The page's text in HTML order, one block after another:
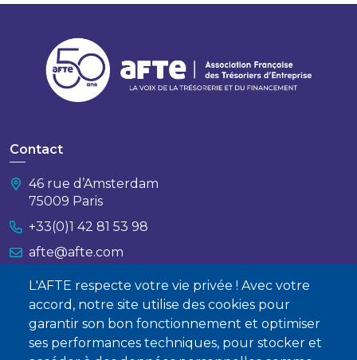
L'AFTE respecte votre vie privée ! Avec votre
accord, notre site utilise des cookies pour
garantir son bon fonctionnement et optimiser
ses performances techniques, pour stocker et
Contact
46 rue d’Amsterdam
75009 Paris
+33(0)1 42 81 53 98
afte@afte.com
Nous contacter
À propos